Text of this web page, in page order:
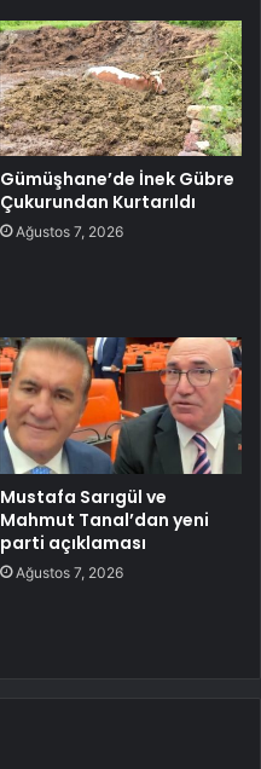
Gümüşhane’de İnek Gübre
Çukurundan Kurtarıldı
Ağustos 7, 2026
Mustafa Sarıgül ve
Mahmut Tanal’dan yeni
parti açıklaması
Ağustos 7, 2026